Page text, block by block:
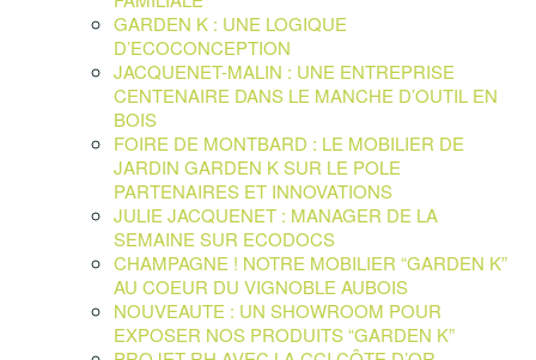
GARDEN K : UNE LOGIQUE
D’ECOCONCEPTION
JACQUENET-MALIN : UNE ENTREPRISE
CENTENAIRE DANS LE MANCHE D’OUTIL EN
BOIS
FOIRE DE MONTBARD : LE MOBILIER DE
JARDIN GARDEN K SUR LE POLE
PARTENAIRES ET INNOVATIONS
JULIE JACQUENET : MANAGER DE LA
SEMAINE SUR ECODOCS
CHAMPAGNE ! NOTRE MOBILIER “GARDEN K”
AU COEUR DU VIGNOBLE AUBOIS
NOUVEAUTE : UN SHOWROOM POUR
EXPOSER NOS PRODUITS “GARDEN K”